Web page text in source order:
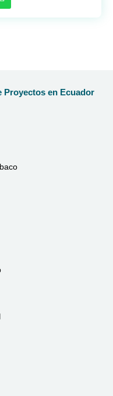
Proyectos en Ecuador